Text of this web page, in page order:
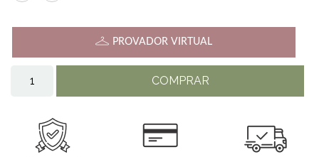
PROVADOR VIRTUAL
COMPRAR